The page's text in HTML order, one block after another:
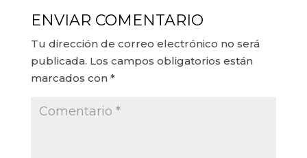
ENVIAR COMENTARIO
Tu dirección de correo electrónico no será
publicada. Los campos obligatorios están
marcados con *